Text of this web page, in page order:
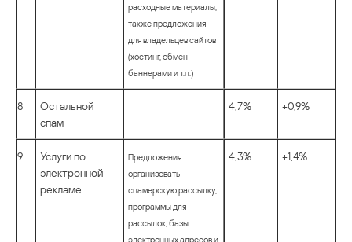
расходные материалы;
также предложения
для владельцев сайтов
(хостинг, обмен
баннерами и т.п.)
8
Остальной
спам
4,7% +0,9%
9
Услуги по
электронной
рекламе
Предложения
организовать
спамерскую рассылку,
программы для
рассылок, базы
электронных адресов и
4,3% +1,4%